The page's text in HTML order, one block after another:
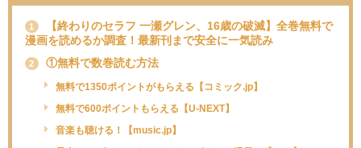
1
【終わりのセラフ 一瀬グレン、16歳の破滅】全巻無料で
漫画を読めるか調査！最新刊まで安全に一気読み
2 ①無料で数巻読む方法
無料で1350ポイントがもらえる【コミック.jp】
無料で600ポイントもらえる【U-NEXT】
音楽も聴ける！【music.jp】